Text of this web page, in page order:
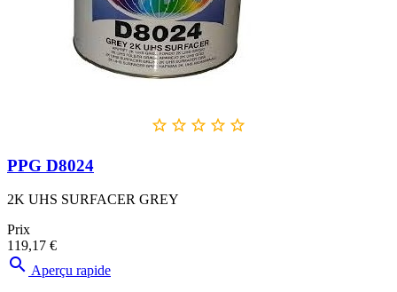
    
PPG D8024
2K UHS SURFACER GREY
Prix
119,17 €
 Aperçu rapide